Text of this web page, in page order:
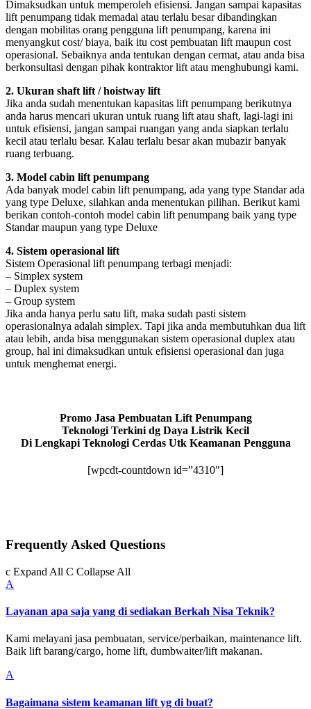
Dimaksudkan untuk memperoleh efisiensi. Jangan sampai kapasitas
lift penumpang tidak memadai atau terlalu besar dibandingkan
dengan mobilitas orang pengguna lift penumpang, karena ini
menyangkut cost/ biaya, baik itu cost pembuatan lift maupun cost
operasional. Sebaiknya anda tentukan dengan cermat, atau anda bisa
berkonsultasi dengan pihak kontraktor lift atau menghubungi kami.
2. Ukuran shaft lift / hoistway lift
Jika anda sudah menentukan kapasitas lift penumpang berikutnya
anda harus mencari ukuran untuk ruang lift atau shaft, lagi-lagi ini
untuk efisiensi, jangan sampai ruangan yang anda siapkan terlalu
kecil atau terlalu besar. Kalau terlalu besar akan mubazir banyak
ruang terbuang.
3. Model cabin lift penumpang
Ada banyak model cabin lift penumpang, ada yang type Standar ada
yang type Deluxe, silahkan anda menentukan pilihan. Berikut kami
berikan contoh-contoh model cabin lift penumpang baik yang type
Standar maupun yang type Deluxe
4. Sistem operasional lift
Sistem Operasional lift penumpang terbagi menjadi:
– Simplex system
– Duplex system
– Group system
Jika anda hanya perlu satu lift, maka sudah pasti sistem
operasionalnya adalah simplex. Tapi jika anda membutuhkan dua lift
atau lebih, anda bisa menggunakan sistem operasional duplex atau
group, hal ini dimaksudkan untuk efisiensi operasional dan juga
untuk menghemat energi.
Promo Jasa Pembuatan Lift Penumpang
Teknologi Terkini dg Daya Listrik Kecil
Di Lengkapi Teknologi Cerdas Utk Keamanan Pengguna
[wpcdt-countdown id=”4310″]
Frequently Asked Questions
c Expand All C Collapse All
A
Layanan apa saja yang di sediakan Berkah Nisa Teknik?
Kami melayani jasa pembuatan, service/perbaikan, maintenance lift.
Baik lift barang/cargo, home lift, dumbwaiter/lift makanan.
A
Bagaimana sistem keamanan lift yg di buat?